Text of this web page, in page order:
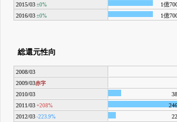
2015/03 ±0%
1億
2016/03 ±0% 1億
総還元性向
2008/03
2009/03赤字
2010/03
2011/03 +208%
2012/03 -223.9%